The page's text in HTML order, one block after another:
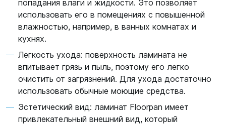
попадания влаги и жидкости. Это позволяет
использовать его в помещениях с повышенной
влажностью, например, в ванных комнатах и
кухнях.
Легкость ухода: поверхность ламината не
впитывает грязь и пыль, поэтому его легко
очистить от загрязнений. Для ухода достаточно
использовать обычные моющие средства.
Эстетический вид: ламинат Floorpan имеет
привлекательный внешний вид, который